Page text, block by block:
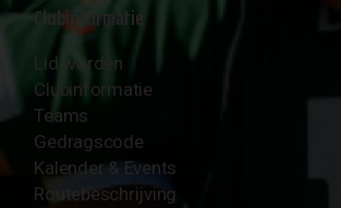
Clubinformatie
Lid worden
Clubinformatie
Teams
Gedragscode
Kalender & Events
Routebeschrijving